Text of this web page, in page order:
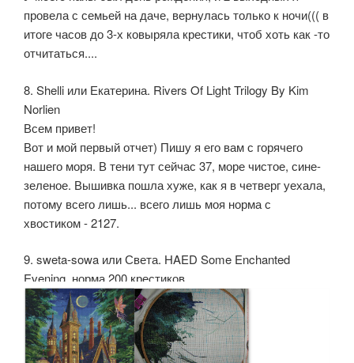
провела с семьей на даче, вернулась только к ночи((( в
итоге часов до 3-х ковыряла крестики, чтоб хоть как -то
отчитаться....
8. Shelli или Екатерина. Rivers Of Light Trilogy By Kim
Norlien
Всем привет!
Вот и мой первый отчет) Пишу я его вам с горячего
нашего моря. В тени тут сейчас 37, море чистое, сине-
зеленое. Вышивка пошла хуже, как я в четверг уехала,
потому всего лишь... всего лишь моя норма с
хвостиком - 2127.
9. sweta-sowa или Света. HAED Some Enchanted
Evening. норма 200 крестиков.